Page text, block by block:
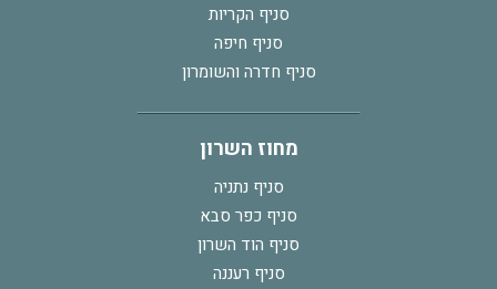
סניף הקריות
סניף חיפה
סניף חדרה והשומרון
מחוז השרון
סניף נתניה
סניף כפר סבא
סניף הוד השרון
סניף רעננה